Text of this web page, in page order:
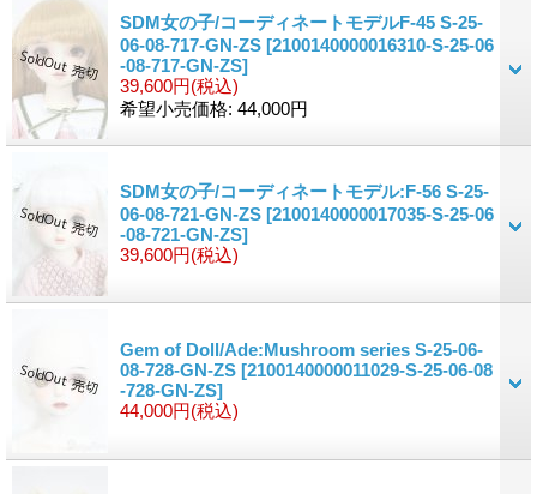
SDM女の子/コーディネートモデルF-45 S-25-
06-08-717-GN-ZS [2100140000016310-S-25-06
-08-717-GN-ZS]
39,600円(税込)
希望小売価格: 44,000円
SDM女の子/コーディネートモデル:F-56 S-25-
06-08-721-GN-ZS [2100140000017035-S-25-06
-08-721-GN-ZS]
39,600円(税込)
Gem of Doll/Ade:Mushroom series S-25-06-
08-728-GN-ZS [2100140000011029-S-25-06-08
-728-GN-ZS]
44,000円(税込)